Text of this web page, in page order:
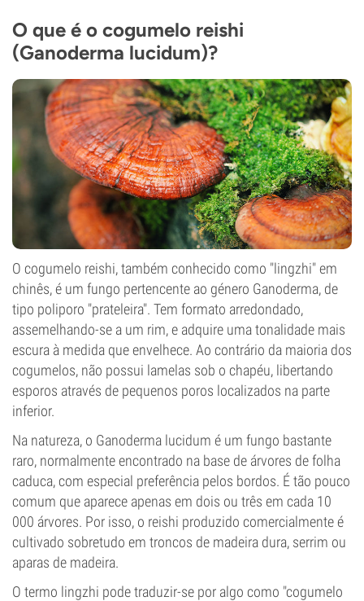
O que é o cogumelo reishi
(Ganoderma lucidum)?
O cogumelo reishi, também conhecido como "lingzhi" em
chinês, é um fungo pertencente ao género Ganoderma, de
tipo poliporo "prateleira". Tem formato arredondado,
assemelhando-se a um rim, e adquire uma tonalidade mais
escura à medida que envelhece. Ao contrário da maioria dos
cogumelos, não possui lamelas sob o chapéu, libertando
esporos através de pequenos poros localizados na parte
inferior.
Na natureza, o Ganoderma lucidum é um fungo bastante
raro, normalmente encontrado na base de árvores de folha
caduca, com especial preferência pelos bordos. É tão pouco
comum que aparece apenas em dois ou três em cada 10
000 árvores. Por isso, o reishi produzido comercialmente é
cultivado sobretudo em troncos de madeira dura, serrim ou
aparas de madeira.
O termo lingzhi pode traduzir-se por algo como "cogumelo